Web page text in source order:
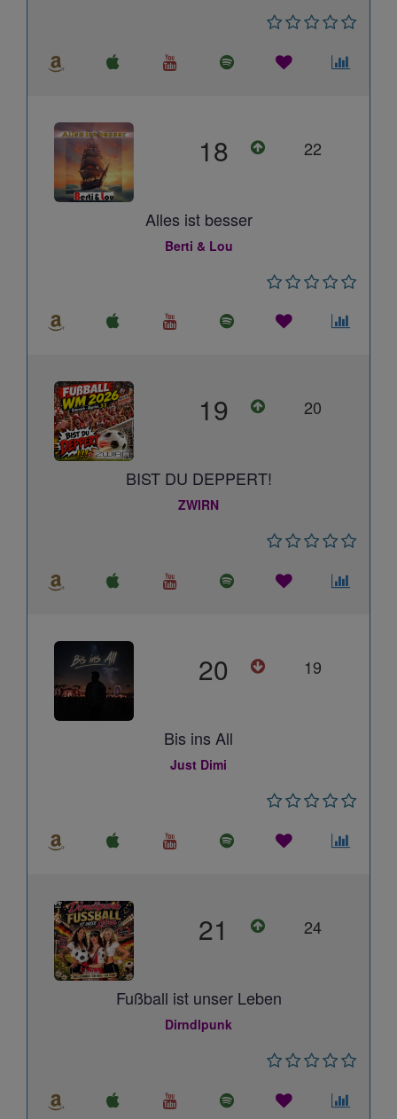
18 22
Alles ist besser
Berti & Lou
19 20
BIST DU DEPPERT!
ZWIRN
20 19
Bis ins All
Just Dimi
21 24
Fußball ist unser Leben
Dirndlpunk